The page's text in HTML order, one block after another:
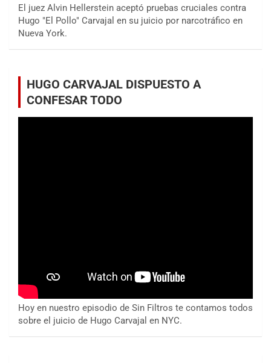
El juez Alvin Hellerstein aceptó pruebas cruciales contra
Hugo "El Pollo" Carvajal en su juicio por narcotráfico en
Nueva York.
HUGO CARVAJAL DISPUESTO A
CONFESAR TODO
Hoy en nuestro episodio de Sin Filtros te contamos todos
sobre el juicio de Hugo Carvajal en NYC.